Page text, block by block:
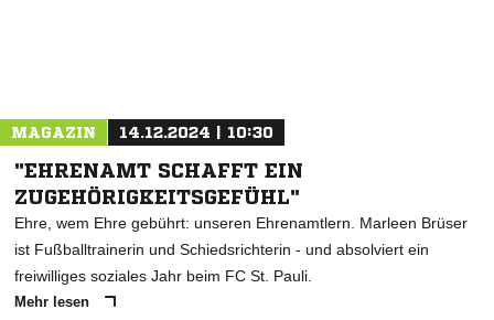
MAGAZIN 14.12.2024 | 10:30
"EHRENAMT SCHAFFT EIN
ZUGEHÖRIGKEITSGEFÜHL"
Ehre, wem Ehre gebührt: unseren Ehrenamtlern. Marleen Brüser
ist Fußballtrainerin und Schiedsrichterin - und absolviert ein
freiwilliges soziales Jahr beim FC St. Pauli.
Mehr lesen